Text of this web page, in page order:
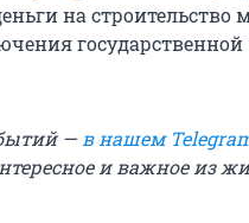
на строительство
государственной
— в нашем
и важное из